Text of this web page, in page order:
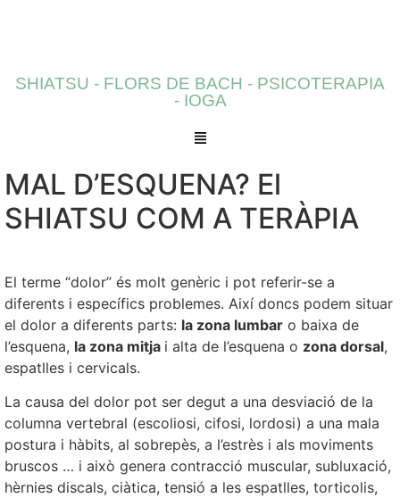
SHIATSU - FLORS DE BACH - PSICOTERAPIA
- IOGA
MAL D’ESQUENA? El
SHIATSU COM A TERÀPIA
El terme “dolor” és molt genèric i pot referir-se a
diferents i específics problemes. Així doncs podem situar
el dolor a diferents parts: la zona lumbar o baixa de
l’esquena, la zona mitja i alta de l’esquena o zona dorsal,
espatlles i cervicals.
La causa del dolor pot ser degut a una desviació de la
columna vertebral (escoliosi, cifosi, lordosi) a una mala
postura i hàbits, al sobrepès, a l’estrès i als moviments
bruscos … i això genera contracció muscular, subluxació,
hèrnies discals, ciàtica, tensió a les espatlles, torticolis,